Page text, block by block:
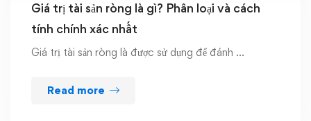
Giá trị tài sản ròng là gì? Phân loại và cách
tính chính xác nhất
Giá trị tài sản ròng là được sử dụng để đánh …
Read more